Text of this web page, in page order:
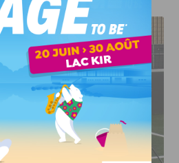
PIERRE-HENRI DEBALLON,
EN LIGUE 2